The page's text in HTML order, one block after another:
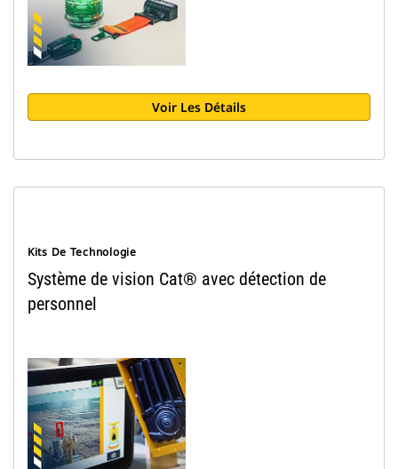
Voir Les Détails
Kits De Technologie
Système de vision Cat® avec détection de
personnel